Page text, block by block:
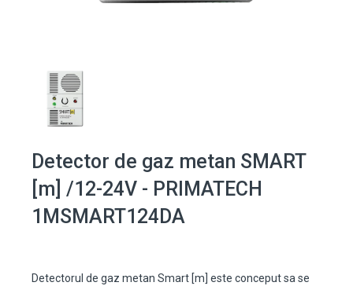
Detector de gaz metan SMART
[m] /12-24V - PRIMATECH
1MSMART124DA
Detectorul de gaz metan Smart [m] este conceput sa se